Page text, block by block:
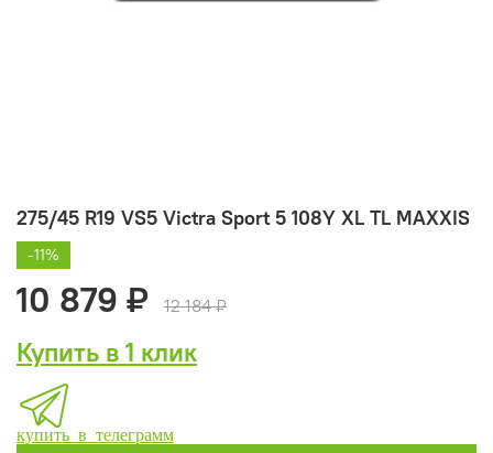
275/45 R19 VS5 Victra Sport 5 108Y XL TL MAXXIS
-11%
10 879 ₽ 12 184 ₽
Купить в 1 клик
купить в телеграмм